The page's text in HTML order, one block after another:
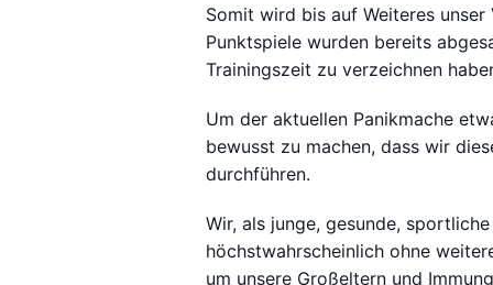
Somit wird bis auf Weiteres
Punktspiele wurden bereits
Trainingszeit zu verzeichnen
Um der aktuellen Panikmache
bewusst zu machen, dass wir
durchführen.
Wir, als junge, gesunde,
höchstwahrscheinlich ohne
um unsere Großeltern und